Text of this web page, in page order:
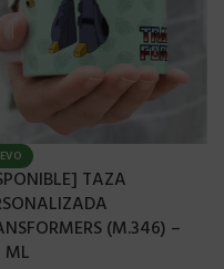
TAZA
(M.346) –
ML